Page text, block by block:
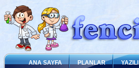
ANA SAYFA PLANLAR YAZILI